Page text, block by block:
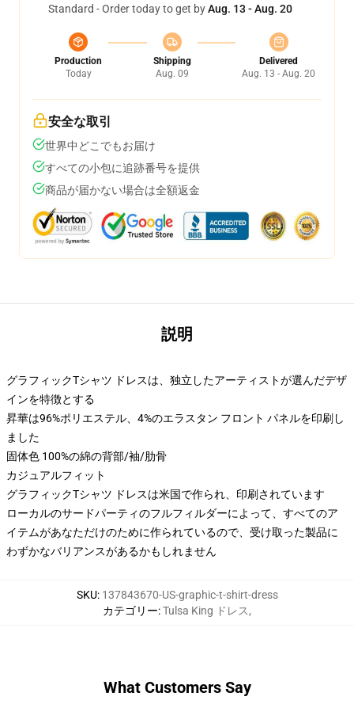
Standard - Order today to get byAug. 13 - Aug. 20
Production
Today
Shipping
Aug. 09
Delivered
Aug. 13 - Aug. 20
安全な取引
世界中どこでもお届け
すべての小包に追跡番号を提供
商品が届かない場合は全額返金
説明
グラフィックTシャツ ドレスは、独立したアーティストが選んだデザ
インを特徴とする
昇華は96%ポリエステル、4%のエラスタン フロント パネルを印刷し
ました
固体色 100%の綿の背部/袖/肋骨
カジュアルフィット
グラフィックTシャツ ドレスは米国で作られ、印刷されています
ローカルのサードパーティのフルフィルダーによって、すべてのア
イテムがあなただけのために作られているので、受け取った製品に
わずかなバリアンスがあるかもしれません
SKU: 137843670-US-graphic-t-shirt-dress
カテゴリー:Tulsa King ドレス,
What Customers Say